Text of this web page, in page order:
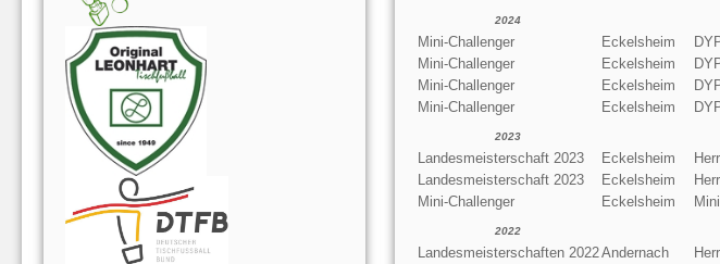
2024
Mini-Challenger Eckelsheim
Mini-Challenger
Eckelsheim
Mini-Challenger
Eckelsheim
Mini-Challenger
Eckelsheim
2023
Landesmeisterschaft 2023 Eckelsheim
Landesmeisterschaft 2023
Eckelsheim
Mini-Challenger
Eckelsheim
2022
Landesmeisterschaften 2022Andernach